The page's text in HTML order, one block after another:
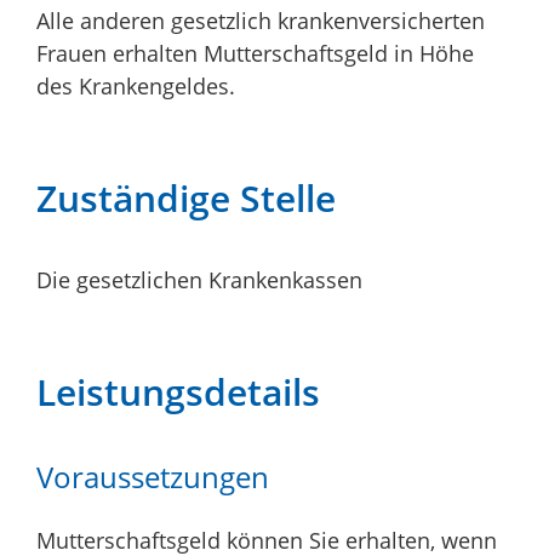
Alle anderen gesetzlich krankenversicherten
Frauen erhalten Mutterschaftsgeld in Höhe
des Krankengeldes.
Zuständige Stelle
Die gesetzlichen Krankenkassen
Leistungsdetails
Voraussetzungen
Mutterschaftsgeld können Sie erhalten, wenn